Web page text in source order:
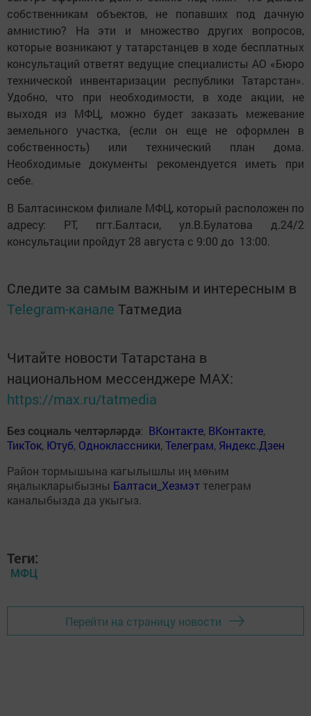
собственникам объектов, не попавших под дачную
амнистию? На эти и множество других вопросов,
которые возникают у татарстанцев в ходе бесплатных
консультаций ответят ведущие специалисты АО «Бюро
технической инвентаризации республики Татарстан».
Удобно, что при необходимости, в ходе акции, не
выходя из МФЦ, можно будет заказать межевание
земельного участка, (если он еще не оформлен в
собственность) или технический план дома.
Необходимые документы рекомендуется иметь при
себе.
В Балтасинском филиале МФЦ, который расположен по
адресу: РТ, пгт.Балтаси, ул.В.Булатова д.24/2
консультации пройдут 28 августа с 9:00 до 13:00.
Следите за самым важным и интересным в
Telegram-канале Татмедиа
Читайте новости Татарстана в
национальном мессенджере MАХ:
https://max.ru/tatmedia
Без социаль челтәрләрдә: ВКонтакте, ВКонтакте,
ТикТок, Ютуб, Одноклассники,Телеграм, Яндекс.Дзен
Район тормышына кагылышлы иң мөһим
яңалыкларыбызны Балтаси_Хезмэт телеграм
каналыбызда да укыгыз.
Теги:
МФЦ
Перейти на страницу новости